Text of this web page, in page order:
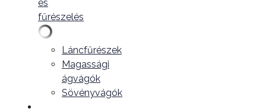
és
fűrészelés
Láncfűrészek
Magassági
ágvágók
Sövényvágók